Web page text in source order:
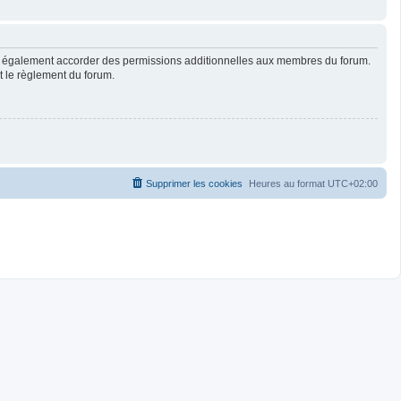
accorder des permissions additionnelles aux membres du forum.
règlement du forum.
Heures au format UTC+02:00
Supprimer les cookies